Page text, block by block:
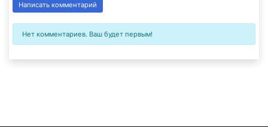
Написать комментарий
Нет комментариев. Ваш будет первым!